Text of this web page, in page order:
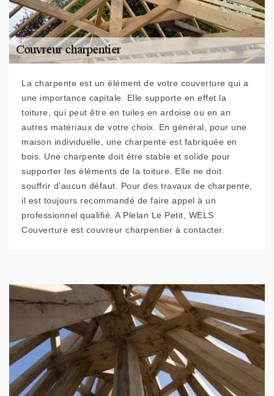
La charpente est un élément de votre couverture qui a
une importance capitale. Elle supporte en effet la
toiture, qui peut être en tuiles en ardoise ou en an
autres matériaux de votre choix. En général, pour une
maison individuelle, une charpente est fabriquée en
bois. Une charpente doit être stable et solide pour
supporter les éléments de la toiture. Elle ne doit
souffrir d’aucun défaut. Pour des travaux de charpente,
il est toujours recommandé de faire appel à un
professionnel qualifié. A Plelan Le Petit, WELS
Couverture est couvreur charpentier à contacter.